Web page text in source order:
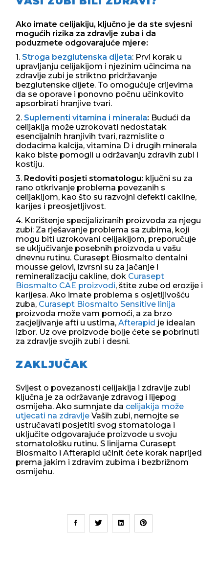
Ako imate celijakiju, ključno je da ste svjesni
mogućih rizika za zdravlje zuba i da
poduzmete odgovarajuće mjere:
1. Stroga bezglutenska dijeta: Prvi korak u
upravljanju celijakijom i njezinim učincima na
zdravlje zubi je striktno pridržavanje
bezglutenske dijete. To omogućuje crijevima
da se oporave i ponovno počnu učinkovito
apsorbirati hranjive tvari.
2. Suplementi vitamina i minerala: Budući da
celijakija može uzrokovati nedostatak
esencijalnih hranjivih tvari, razmislite o
dodacima kalcija, vitamina D i drugih minerala
kako biste pomogli u održavanju zdravih zubi i
kostiju.
3. Redoviti posjeti stomatologu: ključni su za
rano otkrivanje problema povezanih s
celijakijom, kao što su razvojni defekti cakline,
karijes i preosjetljivost.
4. Korištenje specijaliziranih proizvoda za njegu
zubi: Za rješavanje problema sa zubima, koji
mogu biti uzrokovani celijakijom, preporučuje
se uključivanje posebnih proizvoda u vašu
dnevnu rutinu. Curasept Biosmalto dentalni
mousse gelovi, izvrsni su za jačanje i
remineralizaciju cakline, dok Curasept
Biosmalto CAE proizvodi, štite zube od erozije i
karijesa. Ako imate problema s osjetljivošću
zuba, Curasept Biosmalto Sensitive linija
proizvoda može vam pomoći, a za brzo
zacjeljivanje afti u ustima,Afterapid je idealan
izbor. Uz ove proizvode bolje ćete se pobrinuti
za zdravlje svojih zubi i desni.
ZAKLJUČAK
Svijest o povezanosti celijakija i zdravlje zubi
ključna je za održavanje zdravog i lijepog
osmijeha. Ako sumnjate da celijakija može
utjecati na zdravlje Vaših zubi, nemojte se
ustručavati posjetiti svog stomatologa i
uključite odgovarajuće proizvode u svoju
stomatološku rutinu. S linijama Curasept
Biosmalto i Afterapid učinit ćete korak naprijed
prema jakim i zdravim zubima i bezbrižnom
osmijehu.